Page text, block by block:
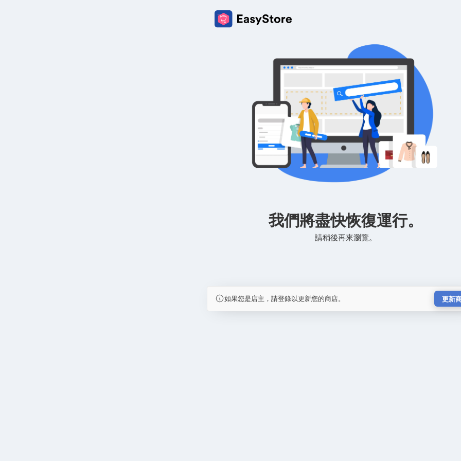
我們將盡快恢復運行。
請稍後再來瀏覽。
如果您是店主，請登錄以更新您的商店。 更新